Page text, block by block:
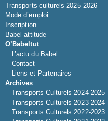
Transports culturels 2025-2026
Mode d’emploi
Inscription
Babel attitude
O’Babeltut
L’actu du Babel
Contact
Liens et Partenaires
Archives
Transports Culturels 2024-2025
Transports Culturels 2023-2024
Transports Culturels 2022-2023